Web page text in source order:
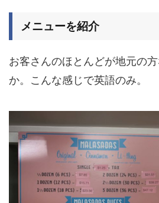
メニューを紹介
お客さんのほとんどが地元の
か。こんな感じで英語のみ。